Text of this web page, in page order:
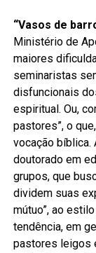
“Vasos de
Ministério de
maiores
seminaristas
disfuncionais
espiritual. Ou,
pastores”, o
vocação bíblica.
doutorado em
grupos, que
dividem suas
mútuo”, ao
tendência, em
pastores leigos